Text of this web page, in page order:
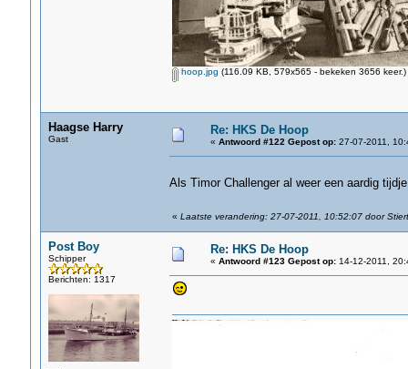
hoop.jpg (116.09 KB, 579x565 - bekeken 3656 keer.)
Haagse Harry
Gast
Re: HKS De Hoop
« Antwoord #122 Gepost op:27-07-2011,
Als Timor Challenger al weer een aardig
« Laatste verandering: 27-07-2011, 10:52:07 door
Post Boy
Schipper
Berichten: 1317
Re: HKS De Hoop
« Antwoord #123 Gepost op:14-12-2011,